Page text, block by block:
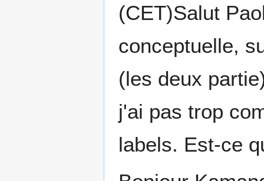
(CET)Salut
conceptuelle,
(les deux
j'ai pas trop
labels. Est-ce